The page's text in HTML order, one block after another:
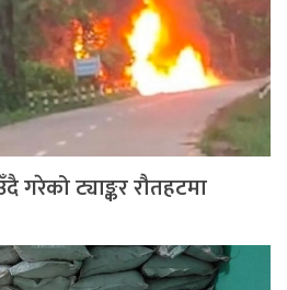
गरेको ट्याङ्कर रौतहटमा